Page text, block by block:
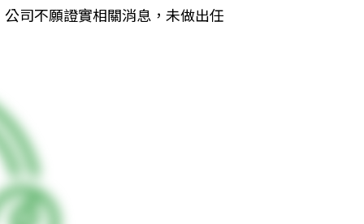
司不願證實相關消息，未做出任